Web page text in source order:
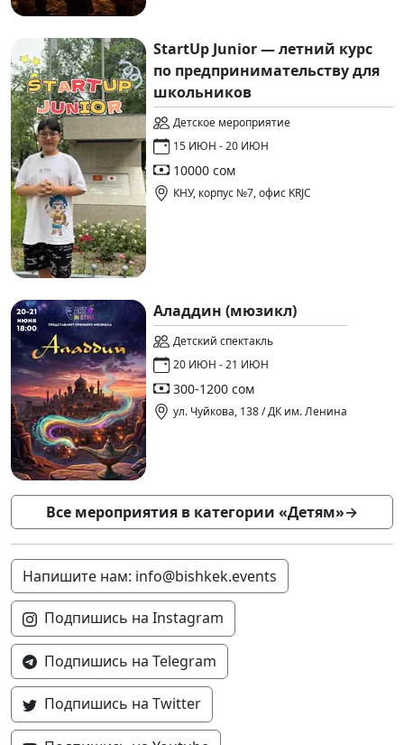
StartUp Junior — летний курс
по предпринимательству для
школьников
Детское мероприятие
15 ИЮН - 20 ИЮН
10000 сом
КНУ, корпус №7, офис KRJC
Аладдин (мюзикл)
Детский спектакль
20 ИЮН - 21 ИЮН
300-1200 сом
ул. Чуйкова, 138 / ДК им. Ленина
Все мероприятия в категории «Детям»→
Напишите нам: info@bishkek.events
Подпишись на Instagram
Подпишись на Telegram
Подпишись на Twitter